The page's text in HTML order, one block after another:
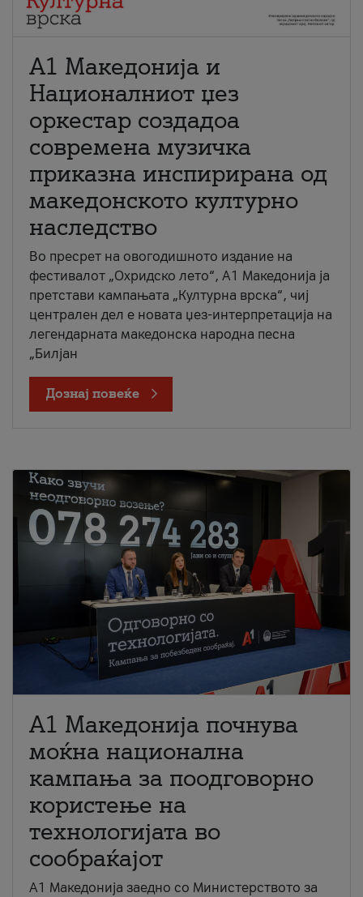
А1 Македонија и
Националниот џез
оркестар создадоа
современа музичка
приказна инспирирана од
македонското културно
наследство
Во пресрет на овогодишното издание на
фестивалот „Охридско лето“, А1 Македонија ја
претстави кампањата „Културна врска“, чиј
централен дел е новата џез-интерпретација на
легендарната македонска народна песна
„Билјан
Дознај повеќе
A1 Македонија почнува
моќна национална
кампања за поодговорно
користење на
технологијата во
сообраќајот
A1 Македонија заедно со Министерството за